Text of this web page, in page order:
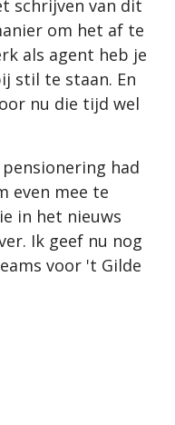
schrijven van dit
om het af te
als agent heb je
stil te staan. En
nu die tijd wel
had
even mee te
in het nieuws
Ik geef nu nog
voor 't Gilde